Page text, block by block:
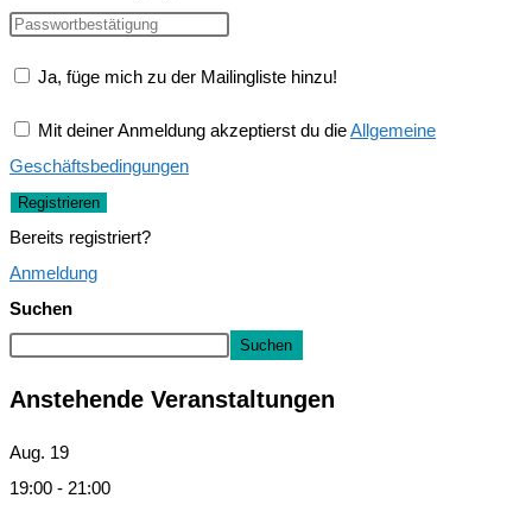
Ja, füge mich zu der Mailingliste hinzu!
Mit deiner Anmeldung akzeptierst du dieAllgemeine
Geschäftsbedingungen
Registrieren
Bereits registriert?
Anmeldung
Suchen
Suchen
Anstehende Veranstaltungen
Aug. 19
19:00 - 21:00